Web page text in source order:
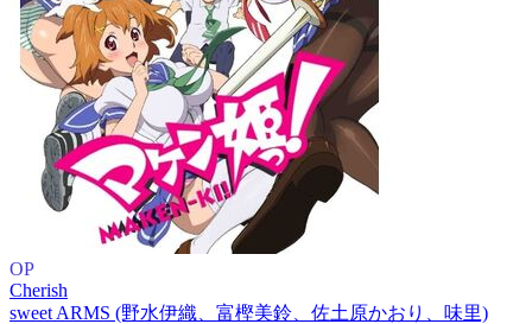
OP
Cherish
sweet ARMS (野水伊織、富樫美鈴、佐土原かおり、味里)